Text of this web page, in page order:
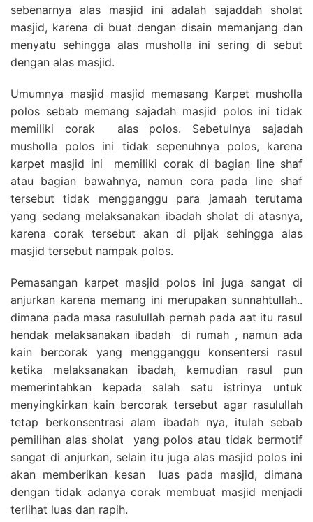
sebenarnya alas masjid ini adalah sajaddah sholat
masjid, karena di buat dengan disain memanjang dan
menyatu sehingga alas musholla ini sering di sebut
dengan alas masjid.
Umumnya masjid masjid memasang Karpet musholla
polos sebab memang sajadah masjid polos ini tidak
memiliki corak alas polos. Sebetulnya sajadah
musholla polos ini tidak sepenuhnya polos, karena
karpet masjid ini memiliki corak di bagian line shaf
atau bagian bawahnya, namun cora pada line shaf
tersebut tidak mengganggu para jamaah terutama
yang sedang melaksanakan ibadah sholat di atasnya,
karena corak tersebut akan di pijak sehingga alas
masjid tersebut nampak polos.
Pemasangan karpet masjid polos ini juga sangat di
anjurkan karena memang ini merupakan sunnahtullah..
dimana pada masa rasulullah pernah pada aat itu rasul
hendak melaksanakan ibadah di rumah , namun ada
kain bercorak yang mengganggu konsentersi rasul
ketika melaksanakan ibadah, kemudian rasul pun
memerintahkan kepada salah satu istrinya untuk
menyingkirkan kain bercorak tersebut agar rasulullah
tetap berkonsentrasi alam ibadah nya, itulah sebab
pemilihan alas sholat yang polos atau tidak bermotif
sangat di anjurkan, selain itu juga alas masjid polos ini
akan memberikan kesan luas pada masjid, dimana
dengan tidak adanya corak membuat masjid menjadi
terlihat luas dan rapih.